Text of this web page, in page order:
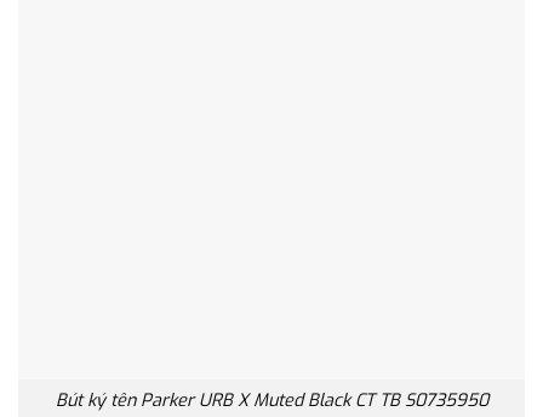
Bút ký tên Parker URB X Muted Black CT TB S0735950